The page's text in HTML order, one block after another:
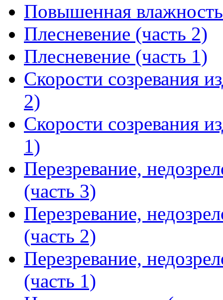
Повышенная
Плесневение (часть 2)
Плесневение (часть 1)
Скорости созревания
2)
Скорости созревания
1)
Перезревание,
(часть 3)
Перезревание,
(часть 2)
Перезревание,
(часть 1)